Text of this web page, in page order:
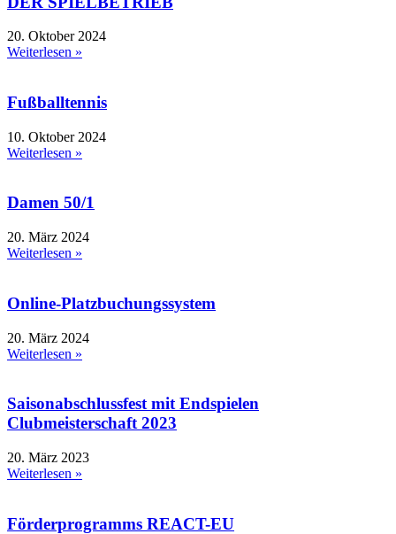
20. Oktober 2024
Weiterlesen »
Fußballtennis
10. Oktober 2024
Weiterlesen »
Damen 50/1
20. März 2024
Weiterlesen »
Online-Platzbuchungssystem
20. März 2024
Weiterlesen »
Saisonabschlussfest mit Endspielen
Clubmeisterschaft 2023
20. März 2023
Weiterlesen »
Förderprogramms REACT-EU